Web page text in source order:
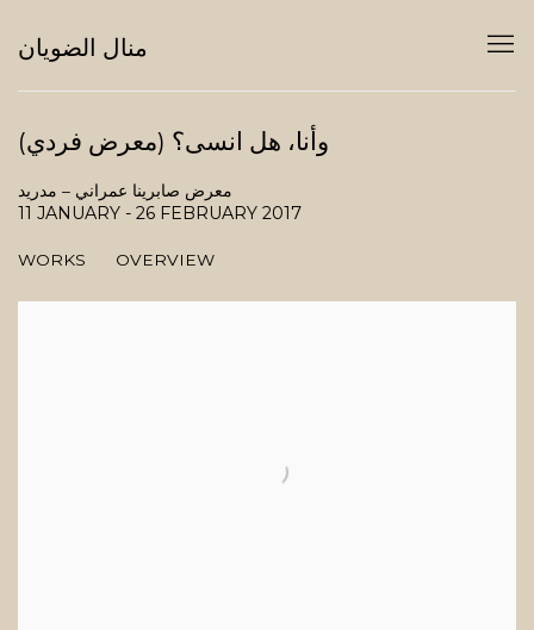
منال الضويان
(معرض فردي) وأنا، هل انسى؟
معرض صابرينا عمراني – مدريد
11 JANUARY - 26 FEBRUARY 2017
WORKS OVERVIEW